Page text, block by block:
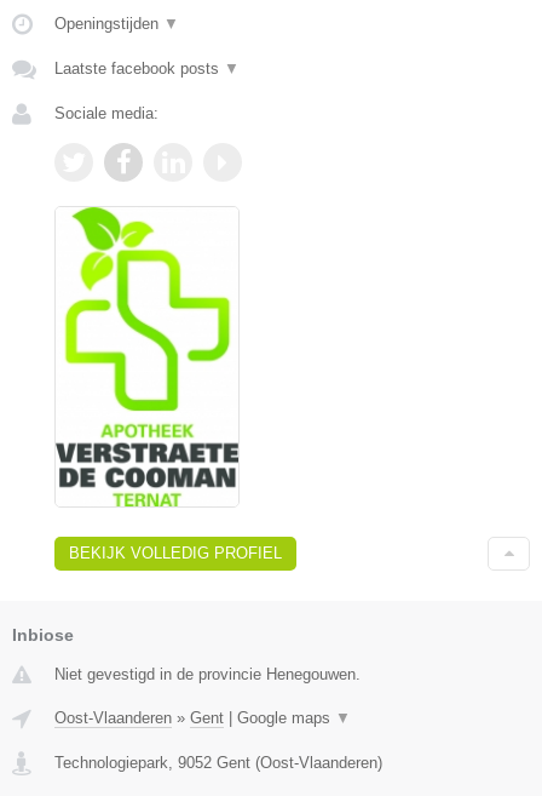
Openingstijden ▼
Laatste facebook posts ▼
Sociale media:
BEKIJK VOLLEDIG PROFIEL
Inbiose
Niet gevestigd in de provincie Henegouwen.
Oost-Vlaanderen » Gent Google maps ▼
Technologiepark 9052 Gent (Oost-Vlaanderen)